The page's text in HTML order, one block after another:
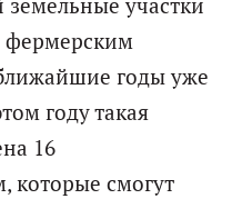
земельные участки
фермерским
годы уже
году такая
16
которые смогут